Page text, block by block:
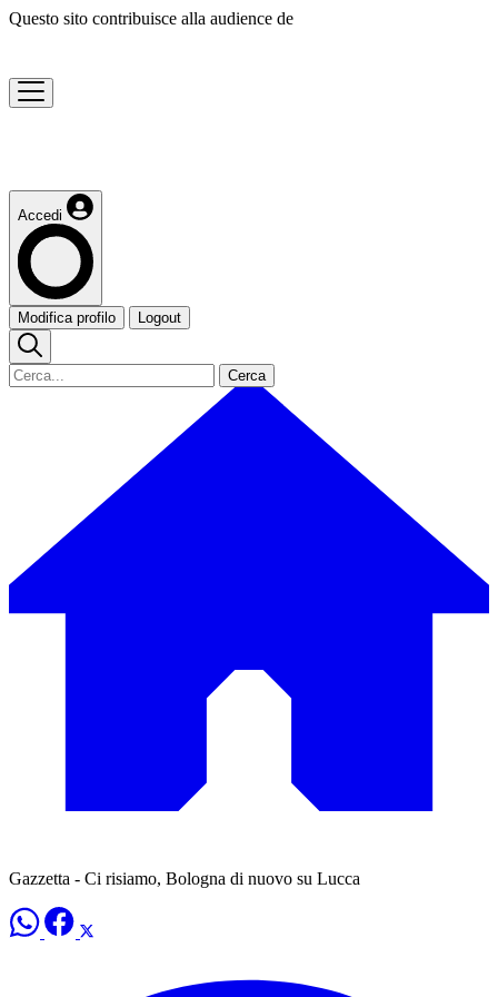
Questo sito contribuisce alla audience de
Accedi
Modifica profilo Logout
Cerca
Gazzetta - Ci risiamo, Bologna di nuovo su Lucca